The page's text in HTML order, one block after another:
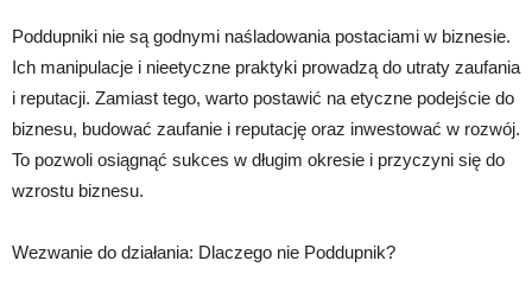
Poddupniki nie są godnymi naśladowania postaciami w biznesie.
Ich manipulacje i nieetyczne praktyki prowadzą do utraty zaufania
i reputacji. Zamiast tego, warto postawić na etyczne podejście do
biznesu, budować zaufanie i reputację oraz inwestować w rozwój.
To pozwoli osiągnąć sukces w długim okresie i przyczyni się do
wzrostu biznesu.
Wezwanie do działania: Dlaczego nie Poddupnik?